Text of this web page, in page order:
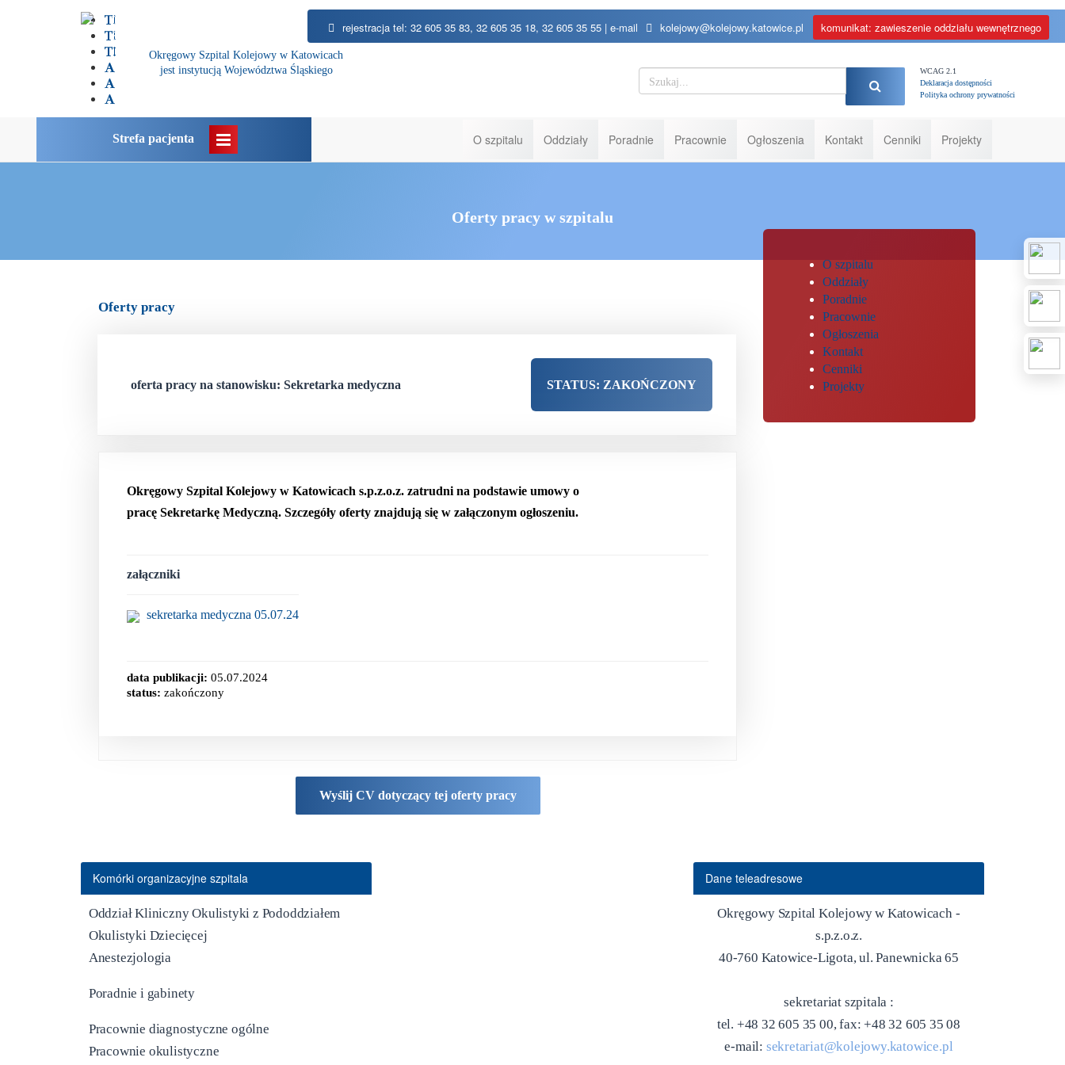
WCAG 2.1
Deklaracja dostępności
Polityka ochrony prywatności
Okręgowy Szpital Kolejowy w Katowicach
jest instytucją Województwa Śląskiego
rejestracja tel: 32 605 35 83, 32 605 35 18, 32 605 35 55 | e-mail kolejowy@kolejowy.katowice.pl komunikat: zawieszenie oddziału wewnętrznego
Strefa pacjenta O szpitalu Oddziały Poradnie Pracownie Ogłoszenia Kontakt Cenniki Projekty
Oferty pracy w szpitalu
Oferty pracy
oferta pracy na stanowisku: Sekretarka medyczna STATUS: ZAKOŃCZONY
Okręgowy Szpital Kolejowy w Katowicach s.p.z.o.z. zatrudni na podstawie umowy o
pracę Sekretarkę Medyczną. Szczegóły oferty znajdują się w załączonym ogłoszeniu.
załączniki
sekretarka medyczna 05.07.24
data publikacji:05.07.2024
status:zakończony
Wyślij CV dotyczący tej oferty pracy
O szpitalu
Oddziały
Poradnie
Pracownie
Ogłoszenia
Kontakt
Cenniki
Projekty
Komórki organizacyjne szpitala
Oddział Kliniczny Okulistyki z Pododdziałem
Okulistyki Dziecięcej
Anestezjologia
Poradnie i gabinety
Pracownie diagnostyczne ogólne
Pracownie okulistyczne
Dane teleadresowe
Okręgowy Szpital Kolejowy w Katowicach -
s.p.z.o.z.
40-760 Katowice-Ligota, ul. Panewnicka 65
sekretariat szpitala :
tel. +48 32 605 35 00, fax: +48 32 605 35 08
e-mail: sekretariat@kolejowy.katowice.pl